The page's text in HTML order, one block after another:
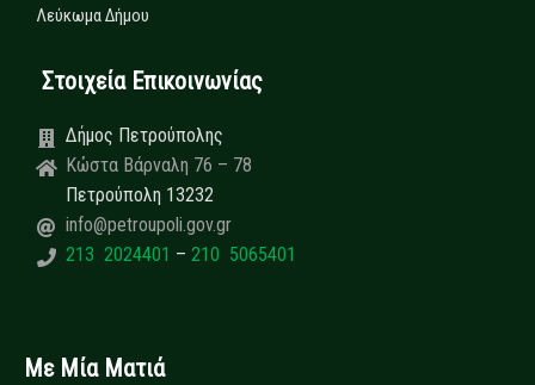
Λεύκωμα Δήμου
Στοιχεία Επικοινωνίας
Δήμος Πετρούπολης
Κώστα Βάρναλη 76 – 78
Πετρούπολη 13232
info@petroupoli.gov.gr
213 2024401 – 210 5065401
Με Μία Ματιά